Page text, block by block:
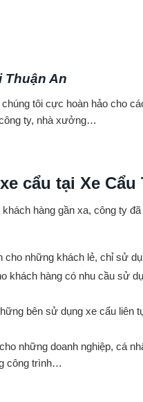
Thuận An
tôi cực hoàn hảo cho
ty, nhà xưởng…
cẩu tại Xe
hàng gần xa, công ty
cho những khách lẻ, chỉ sử
khách hàng có nhu cầu sử
bên sử dụng xe cẩu
những doanh nghiệp, cá
công trình…